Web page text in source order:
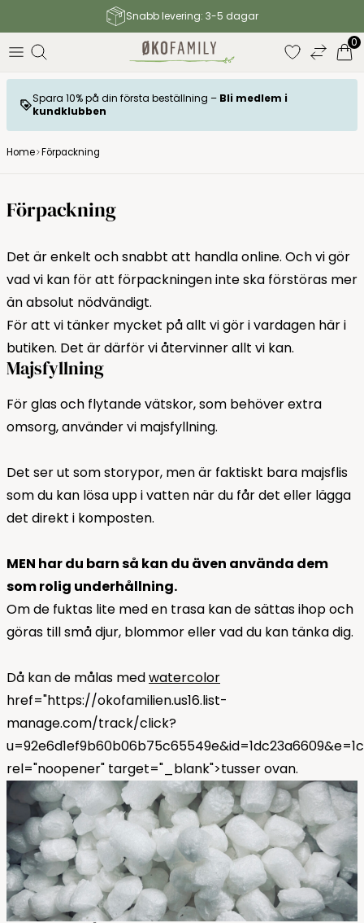
Snabb levering: 3-5 dagar
0
Spara 10% på din första beställning – Bli medlem i
kundklubben
Home Förpackning
Förpackning
Det är enkelt och snabbt att handla online. Och vi gör
vad vi kan för att förpackningen inte ska förstöras mer
än absolut nödvändigt.
För att vi tänker mycket på allt vi gör i vardagen här i
butiken. Det är därför vi återvinner allt vi kan.
Majsfyllning
För glas och flytande vätskor, som behöver extra
omsorg, använder vi majsfyllning.
Det ser ut som storypor, men är faktiskt bara majsflis
som du kan lösa upp i vatten när du får det eller lägga
det direkt i komposten.
MEN har du barn så kan du även använda dem
som rolig underhållning.
Om de fuktas lite med en trasa kan de sättas ihop och
göras till små djur, blommor eller vad du kan tänka dig.
Då kan de målas medwatercolor
href="https://okofamilien.us16.list-
manage.com/track/click?
rel="noopener" target="_blank">tusser ovan.